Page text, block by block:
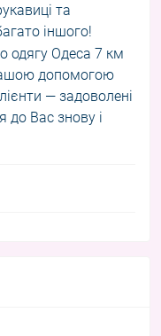
та
іншого!
одягу Одеса 7 км
допомогою
— задоволені
до Вас знову і